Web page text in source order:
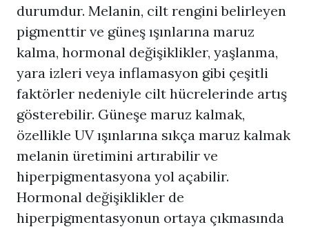
durumdur. Melanin, cilt rengini belirleyen
pigmenttir ve güneş ışınlarına maruz
kalma, hormonal değişiklikler, yaşlanma,
yara izleri veya inflamasyon gibi çeşitli
faktörler nedeniyle cilt hücrelerinde artış
gösterebilir. Güneşe maruz kalmak,
özellikle UV ışınlarına sıkça maruz kalmak
melanin üretimini artırabilir ve
hiperpigmentasyona yol açabilir.
Hormonal değişiklikler de
hiperpigmentasyonun ortaya çıkmasında